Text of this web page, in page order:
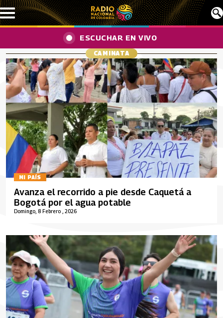
Pasar al contenido principal
ESCUCHAR EN VIVO
CAMINATA
MI PAÍS
Domingo, 8 Febrero , 2026
Avanza el recorrido a pie desde Caquetá a
Bogotá por el agua potable